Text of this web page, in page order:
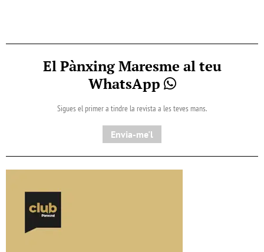
El Pànxing Maresme al teu
WhatsApp
Sigues el primer a tindre la revista a les teves mans.
Envia-me'l